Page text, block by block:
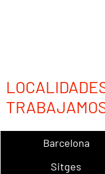
Barcelona
Sitges